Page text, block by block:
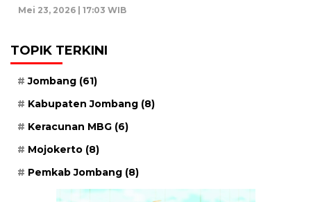
Mei 23, 2026 | 17:03 WIB
TOPIK TERKINI
Jombang (61)
Kabupaten Jombang (8)
Keracunan MBG (6)
Mojokerto (8)
Pemkab Jombang (8)